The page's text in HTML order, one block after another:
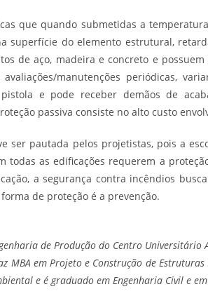
que quando submetidas a
superfície do elemento estrutural,
de aço, madeira e concreto e
manutenções periódicas,
e pode receber demãos de
passiva consiste no alto custo
ser pautada pelos projetistas, pois a
as edificações requerem a
a segurança contra incêndios
de proteção é a prevenção.
de Produção do Centro Universitário
MBA em Projeto e Construção de
e é graduado em Engenharia Civil e